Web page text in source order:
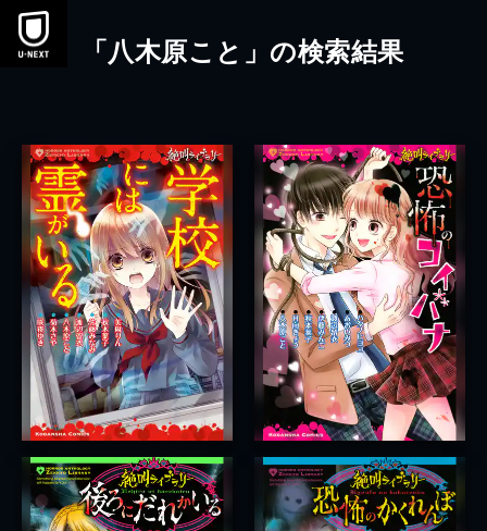
本文へスキップ
「八木原こと」の検索結果